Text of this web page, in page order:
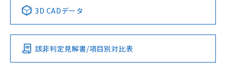
Pb Hg Cd Cr(VI)
O
この製品の規格認証/適合状況ページへ
その他の認証はこちらのページからご検索ください
3D CADデータ
該非判定見解書/項目別対比表